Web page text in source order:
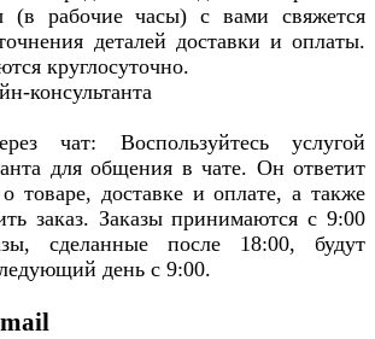
(в рабочие часы) с вами свяжется
деталей доставки и оплаты.
круглосуточно.
консультанта
чат: Воспользуйтесь услугой
для общения в чате. Он ответит
товаре, доставке и оплате, а также
заказ. Заказы принимаются с 9:00
сделанные после 18:00, будут
день с 9:00.
mail